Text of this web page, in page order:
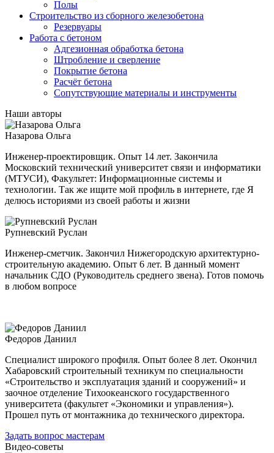
Полы
Строительство из сборного железобетона
Резервуары
Работа с бетоном
Адгезионная обработка бетона
Штробление и сверление
Покрытие бетона
Расчёт бетона
Сопутствующие материалы и инструменты
Наши авторы
Назарова Ольга
Инженер-проектировщик. Опыт 14 лет. Закончила
Московский технический университет связи и информатики
(МТУСИ), Факультет: Информационные системы и
технологии. Так же ищите мой профиль в интернете, где Я
делюсь историями из своей работы и жизни
Рупневский Руслан
Инженер-сметчик. Закончил Нижегородскую архитектурно-
строительную академию. Опыт 6 лет. В данный момент
начальник СДО (Руководитель среднего звена). Готов помочь
в любом вопросе
Федоров Даниил
Специалист широкого профиля. Опыт более 8 лет. Окончил
Хабаровский строительный техникум по специальности
«Строительство и эксплуатация зданий и сооружений» и
заочное отделение Тихоокеанского государственного
университета (факультет «Экономики и управления»).
Прошел путь от монтажника до технического директора.
Задать вопрос мастерам
Видео-советы